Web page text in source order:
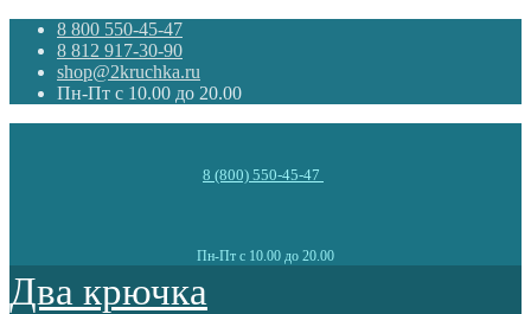
8 800 550-45-47
8 812 917-30-90
shop@2kruchka.ru
Пн-Пт с 10.00 до 20.00
8 (800) 550-45-47
Пн-Пт с 10.00 до 20.00
Два крючка